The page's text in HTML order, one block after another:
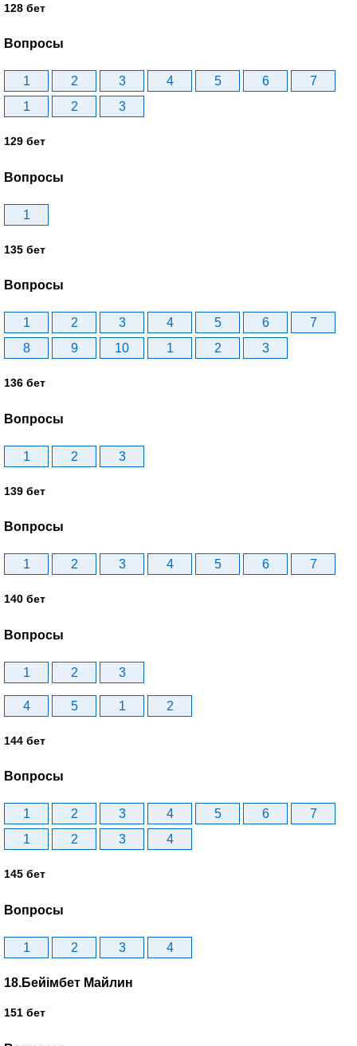
128 бет
Вопросы
1 2 3 4 5 6
7
1
2 3
129 бет
Вопросы
1
135 бет
Вопросы
1 2 3 4 5 6
7
8
9 10 1 2 3
136 бет
Вопросы
1 2 3
139 бет
Вопросы
1 2 3 4 5 6 7
140 бет
Вопросы
1 2 3
4 5 1 2
144 бет
Вопросы
1 2 3 4 5 6
7
1
2 3 4
145 бет
Вопросы
1 2 3 4
18.Бейімбет Майлин
151 бет